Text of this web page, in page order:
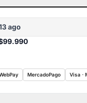
ago
MercadoPago Visa ·